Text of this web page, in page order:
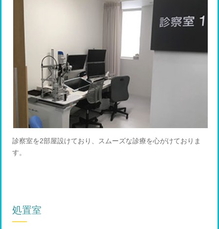
診察室を2部屋設けており、スムーズな診療を心がけておりま
す。
処置室